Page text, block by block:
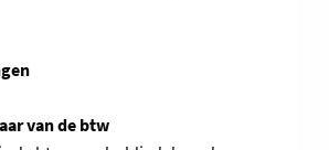
van de btw